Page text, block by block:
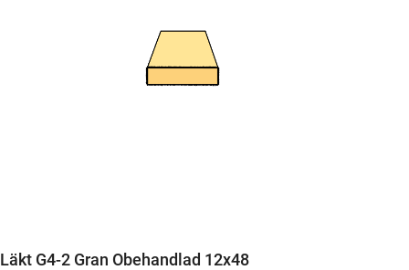
Läkt G4-2 Gran Obehandlad 12x48